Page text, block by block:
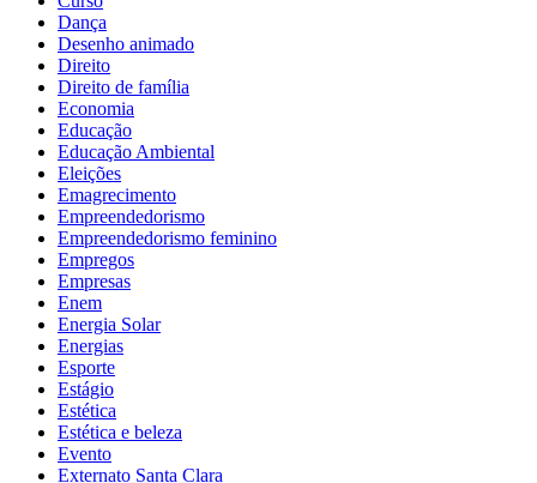
Dança
Desenho animado
Direito
Direito de família
Economia
Educação
Educação Ambiental
Eleições
Emagrecimento
Empreendedorismo
Empreendedorismo feminino
Empregos
Empresas
Enem
Energia Solar
Energias
Esporte
Estágio
Estética
Estética e beleza
Evento
Externato Santa Clara